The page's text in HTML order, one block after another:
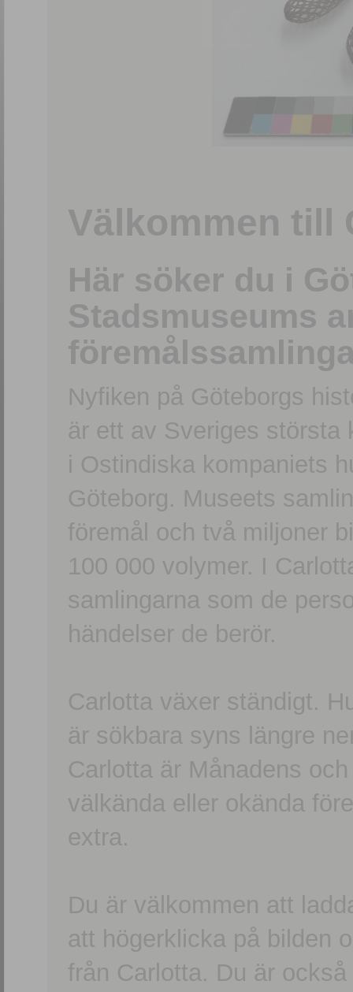
Välkommen till
Här söker du i
Stadsmuseums
Nyfiken på Göteborgs
är ett av Sveriges största
i Ostindiska kompaniets
Göteborg. Museets
föremål och två miljoner
100 000 volymer. I
samlingarna som de
händelser de berör.
Carlotta växer ständigt.
är sökbara syns längre
Carlotta är Månadens
välkända eller okända
extra.
Du är välkommen att
att högerklicka på bilden
från Carlotta. Du är